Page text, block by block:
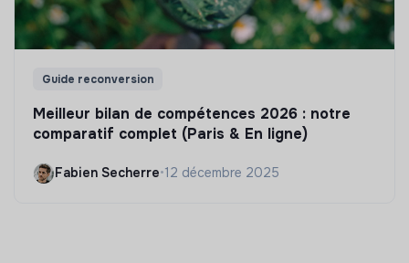
Guide reconversion
Meilleur bilan de compétences 2026 : notre
comparatif complet (Paris & En ligne)
Fabien Secherre•12 décembre 2025